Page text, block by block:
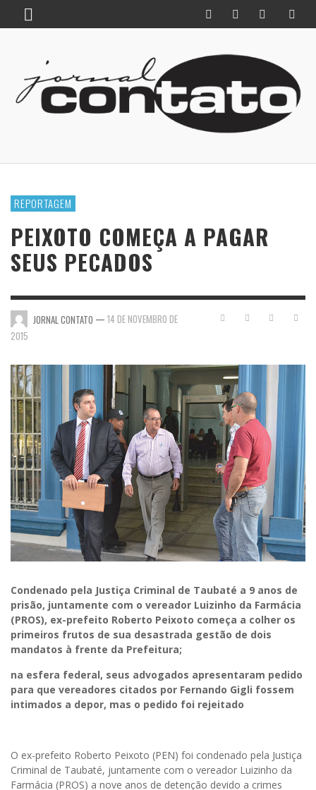
REPORTAGEM
PEIXOTO COMEÇA A PAGAR
SEUS PECADOS
JORNAL CONTATO — 14 DE NOVEMBRO DE
2015
Condenado pela Justiça Criminal de Taubaté a 9 anos de
prisão, juntamente com o vereador Luizinho da Farmácia
(PROS), ex-prefeito Roberto Peixoto começa a colher os
primeiros frutos de sua desastrada gestão de dois
mandatos à frente da Prefeitura;
na esfera federal, seus advogados apresentaram pedido
para que vereadores citados por Fernando Gigli fossem
intimados a depor, mas o pedido foi rejeitado
O ex-prefeito Roberto Peixoto (PEN) foi condenado pela Justiça
Criminal de Taubaté, juntamente com o vereador Luizinho da
Farmácia (PROS) a nove anos de detenção devido a crimes